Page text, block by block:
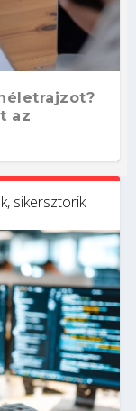
az
a– ki
sikersztorik